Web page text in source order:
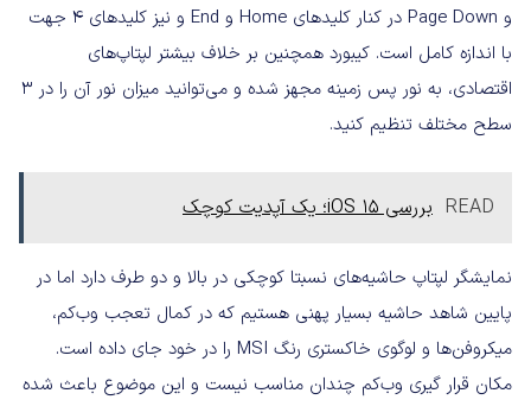
و Page Down در کنار کلیدهای Home و End و نیز کلیدهای ۴ جهت
با اندازه کامل است. کیبورد همچنین بر خلاف بیشتر لپتاپ‌های
اقتصادی، به نور پس زمینه مجهز شده و می‌توانید میزان نور آن را در ۳
سطح مختلف تنظیم کنید.
READ بررسی iOS 15؛ یک آپدیت کوچک
نمایشگر لپتاپ حاشیه‌های نسبتا کوچکی در بالا و دو طرف دارد اما در
پایین شاهد حاشیه بسیار پهنی هستیم که در کمال تعجب وب‌کم،
میکروفن‌ها و لوگوی خاکستری رنگ MSI را در خود جای داده است.
مکان قرار گیری وب‌کم چندان مناسب نیست و این موضوع باعث شده